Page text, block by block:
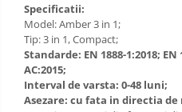
Specificatii:
Model: Amber 3 in 1;
Tip: 3 in 1, Compact;
Standarde: EN 1888-1:2018; EN
AC:2015;
Interval de varsta: 0-48 luni;
Asezare: cu fata in directia